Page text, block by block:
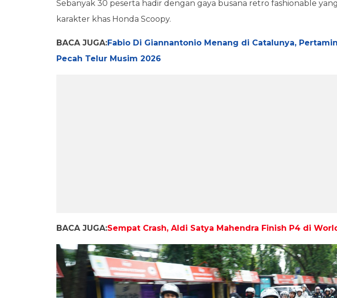
Sebanyak 30 peserta hadir dengan gaya busana retro fashionable
karakter khas Honda Scoopy.
BACA JUGA:Fabio Di Giannantonio Menang di Catalunya,
Pecah Telur Musim 2026
BACA JUGA:Sempat Crash, Aldi Satya Mahendra Finish P4 di